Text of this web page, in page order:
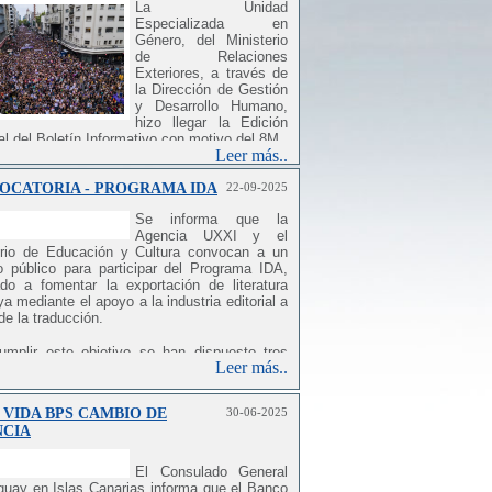
La Unidad
Especializada en
Género, del Ministerio
de Relaciones
Exteriores, a través de
la Dirección de Gestión
y Desarrollo Humano,
hizo llegar la Edición
del Boletín Informativo con motivo del 8M.
ESPECIAL BOLETÍN INFORMATIVO 8M
el 9 de marzo se realizó el "Acto Central"
donde se presentó la rendición de
correspondiente al primer año de gestión en
de políticas de género.
repasó los avances registrados en
con los 90 compromisos asumidos por el
previstas se encuentran ya cumplidas o
contexto, el Ministerio de Relaciones
tiene actualmente en proceso la totalidad
comprometidas, lo que refleja el
sostenido en el cumplimiento de los
establecidos.
Leer más..
- PROGRAMA IDA 22-09-2025
Se informa que la
Agencia UXXI y el
de Educación y Cultura convocan a un
público para participar del Programa IDA,
a fomentar la exportación de literatura
mediante el apoyo a la industria editorial a
la traducción.
este objetivo se han dispuesto tres
apoyo con fondos no reembolsables:
género. -Destinado a empresas
debidamente establecidas en sus
para la traducción al idioma inglés, de
Leer más..
VIDA BPS CAMBIO DE
30-06-2025
El Consulado General
en Islas Canarias informa que el Banco